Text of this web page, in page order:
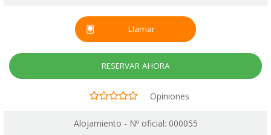
Llamar
RESERVAR AHORA
Opiniones
Alojamiento - Nº oficial: 000055